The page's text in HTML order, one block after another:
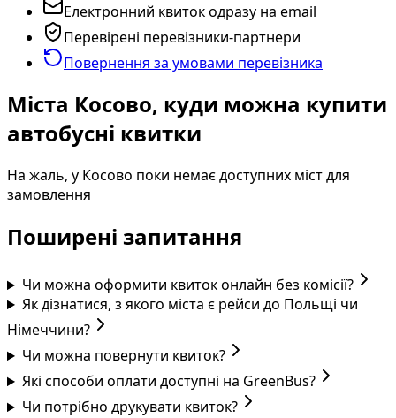
Електронний квиток одразу на email
Перевірені перевізники-партнери
Повернення за умовами перевізника
Міста Косово, куди можна купити
автобусні квитки
На жаль, у Косово поки немає доступних міст для
замовлення
Поширені запитання
Чи можна оформити квиток онлайн без комісії?
Як дізнатися, з якого міста є рейси до Польщі чи
Німеччини?
Чи можна повернути квиток?
Які способи оплати доступні на GreenBus?
Чи потрібно друкувати квиток?